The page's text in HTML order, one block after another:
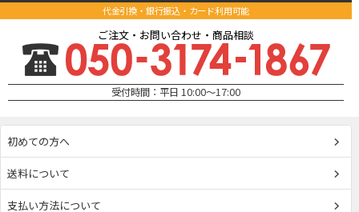
代金引換・銀行振込・カード利用可能
ご注文・お問い合わせ・商品相談
受付時間：平日 10:00～17:00
初めての方へ
送料について
支払い方法について